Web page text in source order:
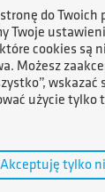
I i II
Stoczni
majątkiem
Zarządu
Stoczni
do
cookies są
Możesz
użycie
Akceptuję tylko